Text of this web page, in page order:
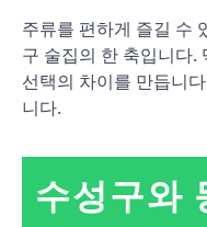
주류를 편하게 즐길 수
구 술집의 한 축입니다.
선택의 차이를 만듭니
니다.
수성구와